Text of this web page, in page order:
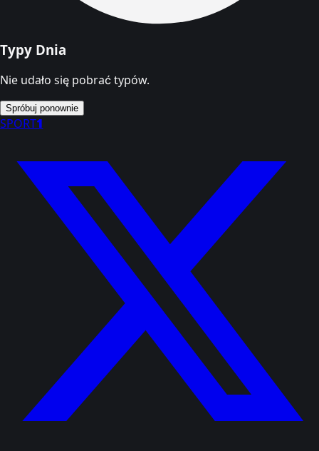
Typy Dnia
Nie udało się pobrać typów.
Spróbuj ponownie
SPORT1